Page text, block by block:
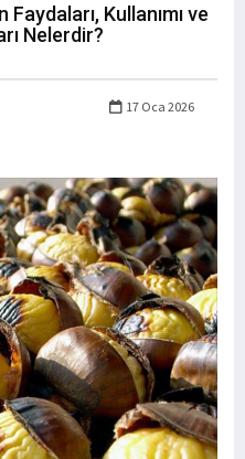
Kullanımı ve
Nelerdir?
17 Oca 2026